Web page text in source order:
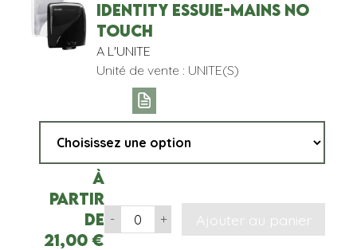
IDENTITY ESSUIE-MAINS NO
TOUCH
A L'UNITE
Unité de vente : UNITE(S)
À
partir
de
21,00 €
- + Ajouter au panier